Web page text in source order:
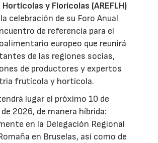
y Florícolas (AREFLH)
celebración de su Foro Anual
de referencia para el
europeo que reunirá
de las regiones socias,
de productores y expertos
frutícola y hortícola.
lugar el próximo 10 de
2026, de manera híbrida:
en la Delegación Regional
en Bruselas, así como de